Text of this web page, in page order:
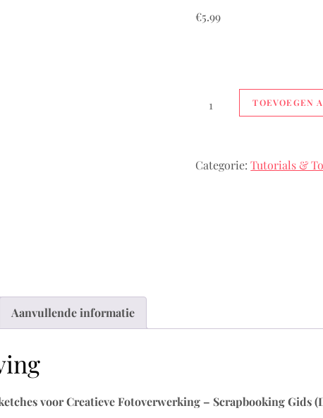
€5.99
ScrapbookingTOEVOEGEN
Categorie:Tutorials &
Aanvullende informatie
voor Creatieve Fotoverwerking – Scrapbooking Gids